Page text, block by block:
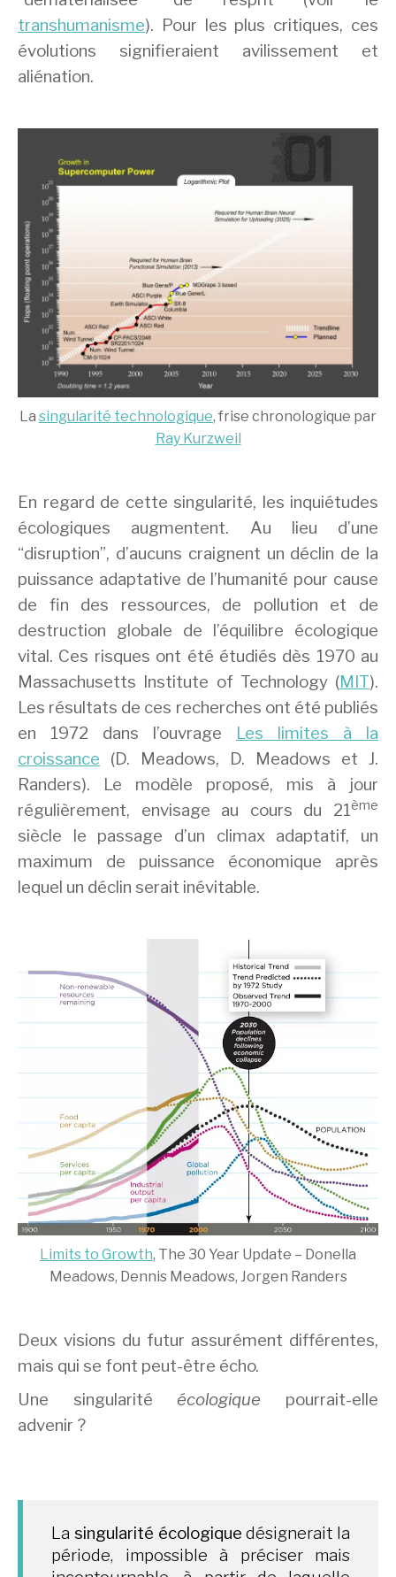
transhumanisme). Pour les plus critiques, ces
évolutions signifieraient avilissement et
aliénation.
La singularité technologique, frise chronologique par
Ray Kurzweil
En regard de cette singularité, les inquiétudes
écologiques augmentent. Au lieu d’une
“disruption”, d’aucuns craignent un déclin de la
puissance adaptative de l’humanité pour cause
de fin des ressources, de pollution et de
destruction globale de l’équilibre écologique
vital. Ces risques ont été étudiés dès 1970 au
Massachusetts Institute of Technology (MIT).
Les résultats de ces recherches ont été publiés
en 1972 dans l’ouvrage Les limites à la
croissance (D. Meadows, D. Meadows et J.
Randers). Le modèle proposé, mis à jour
régulièrement, envisage au cours du 21ème
siècle le passage d’un climax adaptatif, un
maximum de puissance économique après
lequel un déclin serait inévitable.
Limits to Growth, The 30 Year Update – Donella
Meadows, Dennis Meadows, Jorgen Randers
Deux visions du futur assurément différentes,
mais qui se font peut-être écho.
Une singularitéécologique pourrait-elle
advenir ?
La singularité écologique désignerait la
période, impossible à préciser mais